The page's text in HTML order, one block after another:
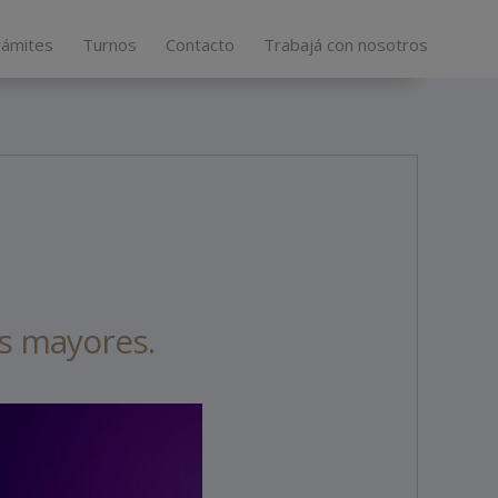
Turnos Contacto Trabajá con nosotros
mayores.